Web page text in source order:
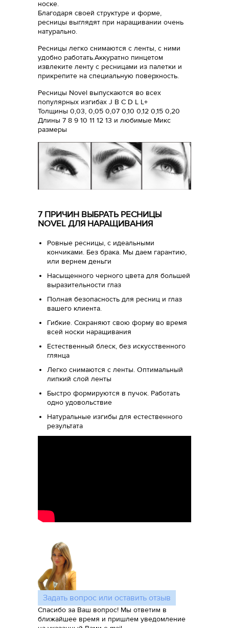
носке.
Благодаря своей структуре и форме,
ресницы выглядят при наращивании очень
натурально.
Ресницы легко снимаются с ленты, с ними
удобно работать.Аккуратно пинцетом
извлеките ленту с ресницами из палетки и
прикрепите на специальную поверхность.
Ресницы Novel выпускаются во всех
популярных изгибах J B C D L L+
Толщины 0,03, 0,05 0,07 0,10 0,12 0,15 0,20
Длины 7 8 9 10 11 12 13 и любимые Микс
размеры
7 ПРИЧИН ВЫБРАТЬ РЕСНИЦЫ
NOVEL ДЛЯ НАРАЩИВАНИЯ
Ровные ресницы, с идеальными
кончиками. Без брака. Мы даем гарантию,
или вернем деньги
Насыщенного черного цвета для большей
выразительности глаз
Полная безопасность для ресниц и глаз
вашего клиента.
Гибкие. Сохраняют свою форму во время
всей носки наращивания
Естественный блеск, без искусственного
глянца
Легко снимаются с ленты. Оптимальный
липкий слой ленты
Быстро формируются в пучок. Работать
одно удовольствие
Натуральные изгибы для естественного
результата
Задать вопрос или оставить отзыв
Спасибо за Ваш вопрос! Мы ответим в
ближайшее время и пришлем уведомление